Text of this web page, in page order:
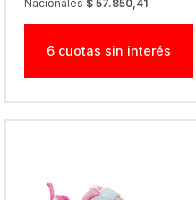
Nacionales $ 57.850,41
6 cuotas sin interés